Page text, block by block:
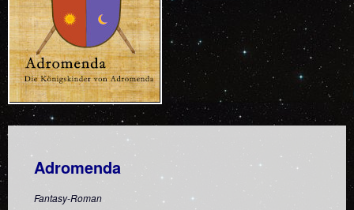
Adromenda
Fantasy-Roman